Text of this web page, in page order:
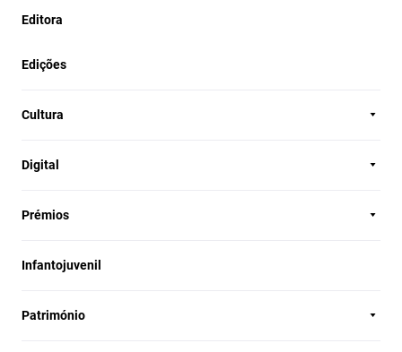
Editora
Edições
Cultura
Digital
Prémios
Infantojuvenil
Património